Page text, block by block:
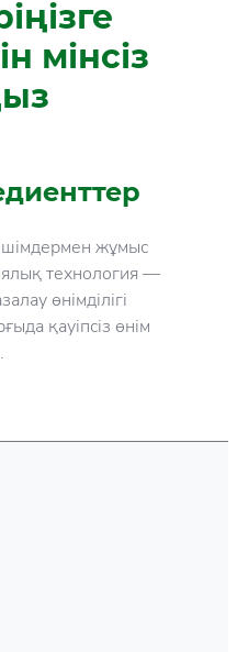
мінсіз
жұмыс
технология —
өнімділігі
қауіпсіз өнім